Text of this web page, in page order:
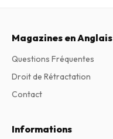
Magazines en Anglais
Questions Fréquentes
Droit de Rétractation
Contact
Informations